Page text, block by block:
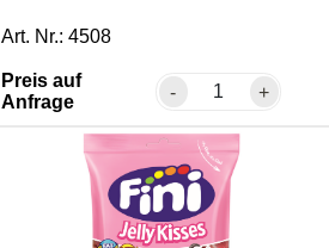
Art. Nr.: 4508
Preis auf
Anfrage
- +